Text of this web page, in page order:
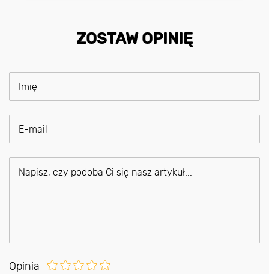
ZOSTAW OPINIĘ
Opinia